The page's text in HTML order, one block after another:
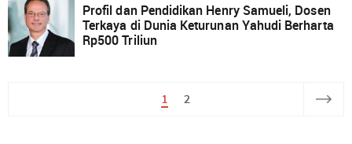
Profil dan Pendidikan Henry Samueli, Dosen
Terkaya di Dunia Keturunan Yahudi Berharta
Rp500 Triliun
1 2